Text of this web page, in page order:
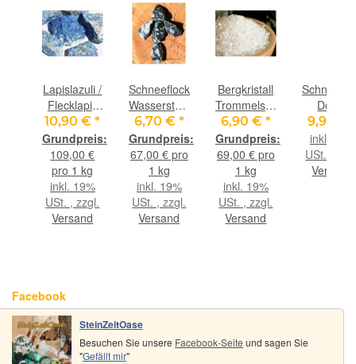
Lapislazuli /
Flecklapis
Wassersteine-
Sonderqualität
/ Rohsteine
extra
angetrommelt
- ca. 100 g
(GKS)
10,90 €*
109,00 €
pro 1 kg
inkl. 19%
USt. , zzgl.
Versand
Schneeflockenobsidian
Wassersteine-
Sonderqualität
/ Rohsteine
extra
angetrommelt
- ca. 100 g
(GKS)
6,70 € *
67,00 € pro
1 kg
inkl. 19%
USt. , zzgl.
Versand
Bergkristall
Trommelsteine
/ Granulat /
Ladechips /
Ladesteine
- Gr. XXS -
AA-
Sonderqualität
- ca. 100 g
6,90 € *
69,00 € pro
1 kg
inkl. 19%
USt. , zzgl.
Versand
Donut
Edelstein
40 mm (6
mm
9,90 €
inkl. 19%
USt. ,
Versand
Facebook
SteinZeitOase
Besuchen Sie unsere Facebook-Seite und sagen Sie
"Gefällt mir"